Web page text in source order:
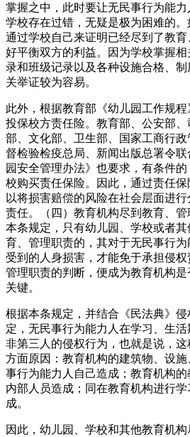
掌握之中，此时要让无民事行为能
学校存在过错，无疑是极为困难的。
通过学校自己来证明已经尽到了教
好平衡双方的利益。因为学校掌握
录和班级记录以及各种设施合格、
关举证较为容易。
此外，根据教育部《幼儿园工作规
投保校方责任险。教育部、公安部
部、文化部、卫生部、国家工商行
督检验检疫总局、新闻出版总署令
园安全管理办法》也要求，有条件
校购买责任保险。因此，通过责任
以将损害赔偿的风险在社会层面进
责任。（四）教育机构尽到教育、
本条规定，只有幼儿园、学校或者
育、管理职责的，其对于无民事行
受到的人身损害，才能免于承担侵权
管理职责的判断，便成为教育机构
关键。
根据本条规定，并结合《民法典》
定，无民事行为能力人在学习、生
非第三人的侵权行为，也就是说，
方面原因：教育机构的建筑物、设
事行为能力人自己造成；教育机构的
内部人员造成；同在教育机构进行
成。
因此，幼儿园、学校和其他教育机构